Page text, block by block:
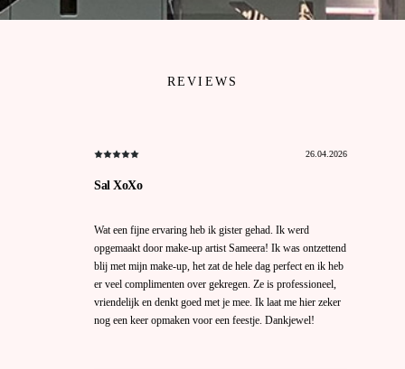
REVIEWS
26.04.2026
Sal XoXo
Wat een fijne ervaring heb ik gister gehad. Ik werd
opgemaakt door make-up artist Sameera! Ik was ontzettend
blij met mijn make-up, het zat de hele dag perfect en ik heb
er veel complimenten over gekregen. Ze is professioneel,
vriendelijk en denkt goed met je mee. Ik laat me hier zeker
nog een keer opmaken voor een feestje. Dankjewel!